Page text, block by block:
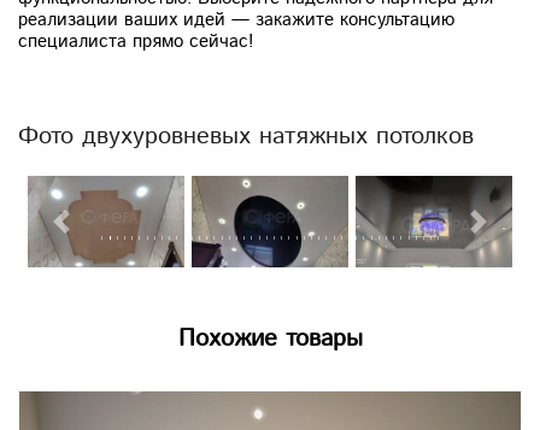
реализации ваших идей — закажите консультацию
специалиста прямо сейчас!
Фото двухуровневых натяжных потолков
Previous Next
Похожие товары